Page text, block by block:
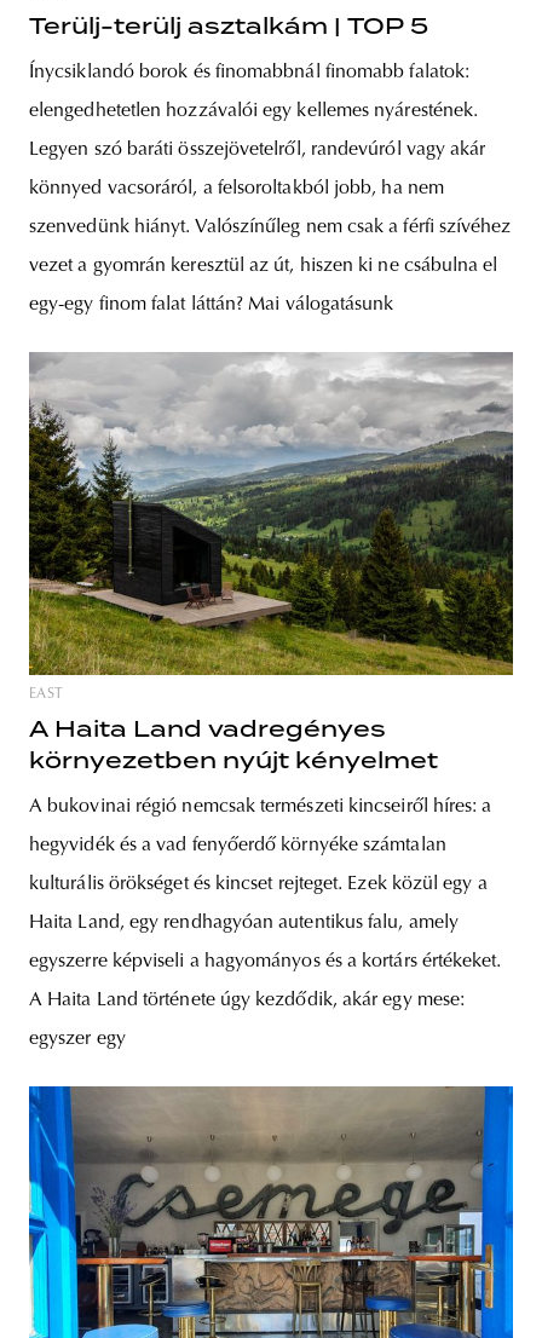
Terülj-terülj asztalkám | TOP 5
Ínycsiklandó borok és finomabbnál finomabb falatok:
elengedhetetlen hozzávalói egy kellemes nyárestének.
Legyen szó baráti összejövetelről, randevúról vagy akár
könnyed vacsoráról, a felsoroltakból jobb, ha nem
szenvedünk hiányt. Valószínűleg nem csak a férfi szívéhez
vezet a gyomrán keresztül az út, hiszen ki ne csábulna el
egy-egy finom falat láttán? Mai válogatásunk
EAST
A Haita Land vadregényes
környezetben nyújt kényelmet
A bukovinai régió nemcsak természeti kincseiről híres: a
hegyvidék és a vad fenyőerdő környéke számtalan
kulturális örökséget és kincset rejteget. Ezek közül egy a
Haita Land, egy rendhagyóan autentikus falu, amely
egyszerre képviseli a hagyományos és a kortárs értékeket.
A Haita Land története úgy kezdődik, akár egy mese:
egyszer egy